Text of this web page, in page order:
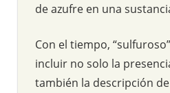
de azufre en una
Con el tiempo,
incluir no solo la
también la descripción